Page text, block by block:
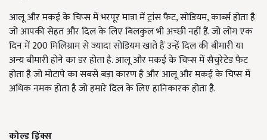
आलू और मकई के चिप्‍स में भरपूर मात्रा में ट्रांस फैट, सोडियम, कार्ब्‍स होता है
जो आपकी सेहत और दिल के लिए बिलकुल भी अच्‍छी नहीं हैं.जो लोग एक
दिन में 200 मिलिग्राम से ज्‍यादा सोडियम खाते हैं उन्हें दिल की बीमारी या
अन्य बीमारी होने का डर होता है. आलू और मकई के चिप्‍स में सैचुरेटेड फैट
होता है जो मोटापे का सबसे बड़ा कारण है और आलू और मकई के चिप्स में
अधिक नमक होता है जो हमारे दिल के लिए हानिकारक होता है.
कोल्ड ड्रिंक्स